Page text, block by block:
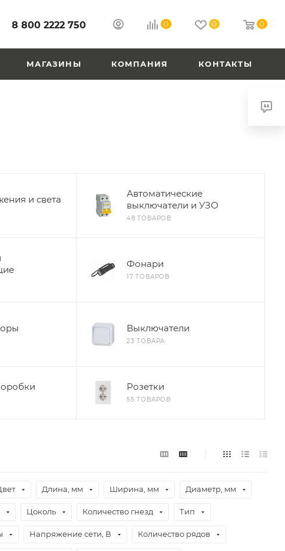
8 800 2222 750 0 0 0
МАГАЗИНЫ КОМПАНИЯ КОНТАКТЫ
и света
Автоматические
выключатели и УЗО
48 ТОВАРОВ
Фонари
17 ТОВАРОВ
Выключатели
23 ТОВАРА
Розетки
55 ТОВАРОВ
Длина, мм Ширина, мм Диаметр, мм
Цоколь Количество гнезд Тип
Напряжение сети, В Количество рядов